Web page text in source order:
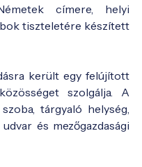
címere, helyi
tiszteletére készített
került egy felújított
szolgálja. A
tárgyaló helység,
és mezőgazdasági